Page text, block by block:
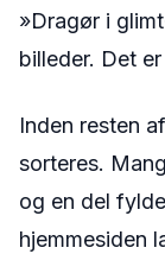
»Dragør i
billeder. Det
Inden resten
sorteres.
og en del
hjemmesiden